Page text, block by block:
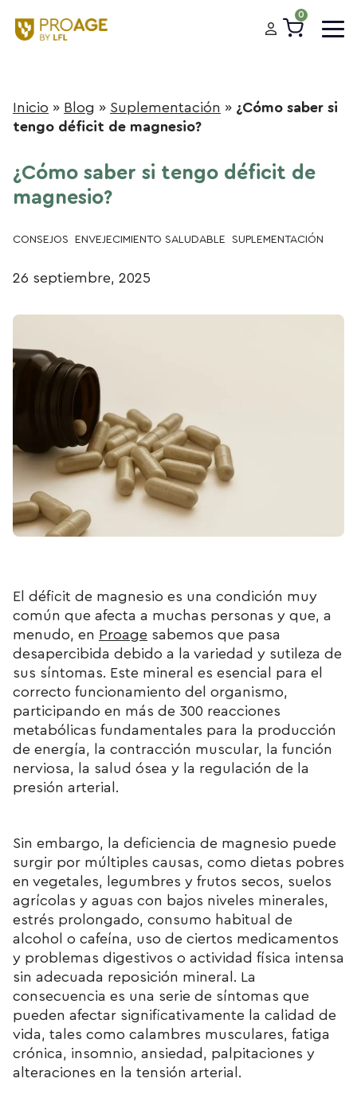
0
Inicio » Blog » Suplementación » ¿Cómo saber si
tengo déficit de magnesio?
¿Cómo saber si tengo déficit de
magnesio?
CONSEJOS ENVEJECIMIENTO SALUDABLE SUPLEMENTACIÓN
26 septiembre, 2025
El déficit de magnesio es una condición muy
común que afecta a muchas personas y que, a
menudo, en Proage sabemos que pasa
desapercibida debido a la variedad y sutileza de
sus síntomas. Este mineral es esencial para el
correcto funcionamiento del organismo,
participando en más de 300 reacciones
metabólicas fundamentales para la producción
de energía, la contracción muscular, la función
nerviosa, la salud ósea y la regulación de la
presión arterial.
Sin embargo, la deficiencia de magnesio puede
surgir por múltiples causas, como dietas pobres
en vegetales, legumbres y frutos secos, suelos
agrícolas y aguas con bajos niveles minerales,
estrés prolongado, consumo habitual de
alcohol o cafeína, uso de ciertos medicamentos
y problemas digestivos o actividad física intensa
sin adecuada reposición mineral. La
consecuencia es una serie de síntomas que
pueden afectar significativamente la calidad de
vida, tales como calambres musculares, fatiga
crónica, insomnio, ansiedad, palpitaciones y
alteraciones en la tensión arterial.